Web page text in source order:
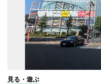
見る・遊ぶ